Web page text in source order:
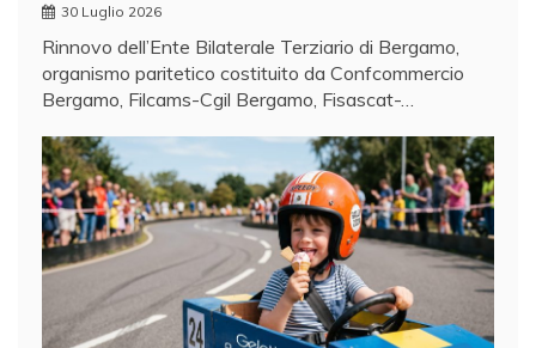
30 Luglio 2026
Rinnovo dell’Ente Bilaterale Terziario di Bergamo,
organismo paritetico costituito da Confcommercio
Bergamo, Filcams-Cgil Bergamo, Fisascat-…